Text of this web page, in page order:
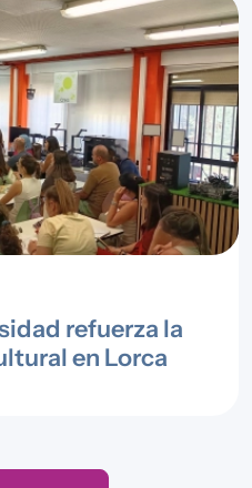
refuerza la
en Lorca